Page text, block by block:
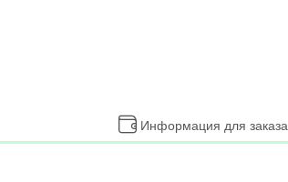
Информация для заказа